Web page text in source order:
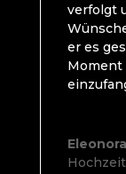
verfolgt
er es
Moment